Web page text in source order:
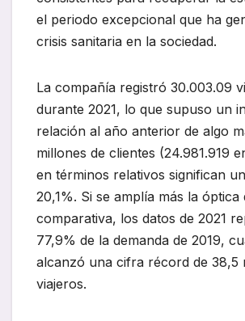
el periodo excepcional que ha
crisis sanitaria en la sociedad.
La compañía registró 30.003.09
durante 2021, lo que supuso un
relación al año anterior de algo
millones de clientes (24.981.919
en términos relativos significan
20,1%. Si se amplía más la óptica
comparativa, los datos de 2021
77,9% de la demanda de 2019,
alcanzó una cifra récord de 38,5
viajeros.